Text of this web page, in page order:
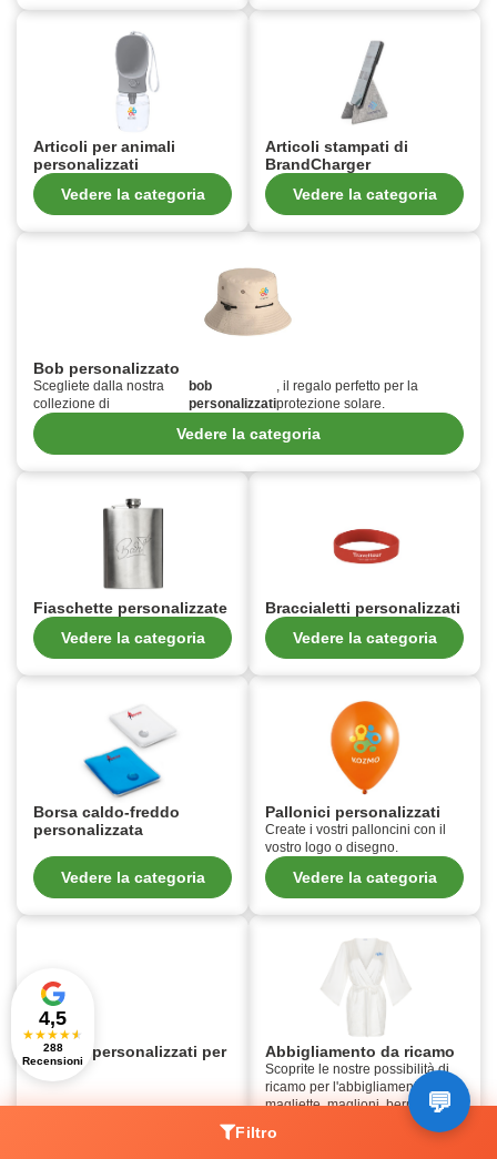
Articoli per animali
personalizzati
Vedere la categoria
Articoli stampati di
BrandCharger
Vedere la categoria
Bob personalizzato
Scegliete dalla nostra
collezione di
bob
personalizzati
, il regalo perfetto per la
protezione solare.
Vedere la categoria
Fiaschette personalizzate
Vedere la categoria
Braccialetti personalizzati
Vedere la categoria
Borsa caldo-freddo
personalizzata
Vedere la categoria
Pallonici personalizzati
Create i vostri palloncini con il
vostro logo o disegno.
Vedere la categoria
Articoli personalizzati per
fan
Abbigliamento da ricamo
Scoprite le nostre possibilità di
ricamo per l'abbigliamento:
magliette, maglioni, berretti,
Filtro
4,5
★★★★★
288
Recensioni